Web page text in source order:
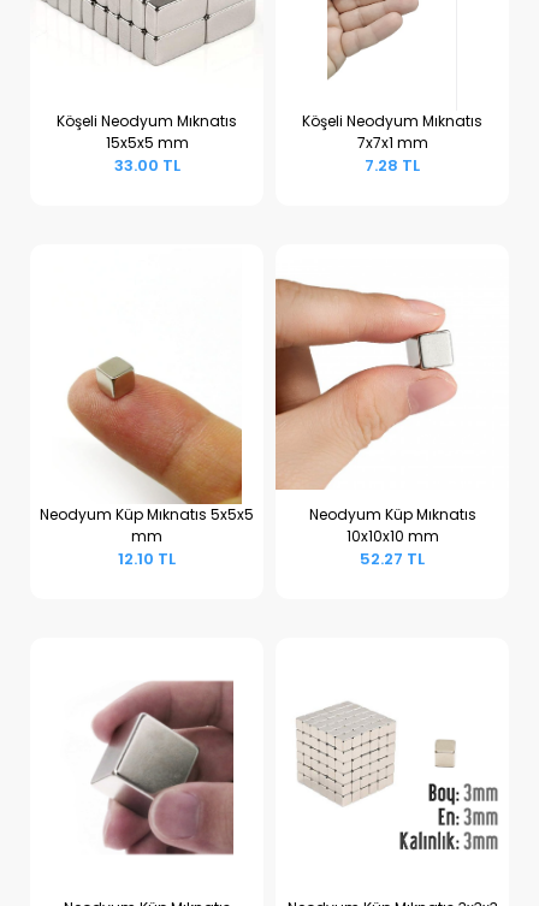
Sepete Ekle
Köşeli Neodyum Mıknatıs
15x5x5 mm
33.00 TL
Sepete Ekle
Köşeli Neodyum Mıknatıs
7x7x1 mm
7.28 TL
Sepete Ekle
Neodyum Küp Mıknatıs 5x5x5
mm
12.10 TL
Sepete Ekle
Neodyum Küp Mıknatıs
10x10x10 mm
52.27 TL